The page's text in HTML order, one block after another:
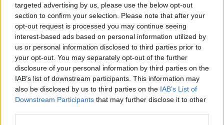
targeted advertising by us, please use the below opt-out
section to confirm your selection. Please note that after your
opt-out request is processed you may continue seeing
interest-based ads based on personal information utilized by
us or personal information disclosed to third parties prior to
your opt-out. You may separately opt-out of the further
disclosure of your personal information by third parties on the
IAB’s list of downstream participants. This information may
also be disclosed by us to third parties on the IAB’s List of
Downstream Participants that may further disclose it to other
Μόλις πρόσφατα, ο πρωθυπουργός Μπενιαμίν
Νετανιάχου δήλωσε δημόσια πως επισκέφθηκε
και ο ίδιος τα ΗΑΕ κατά τη διάρκεια του πολέμου
–προκαλώντας τη διάψευση του Άμπου Ντάμπι
αλλά και την οργή του Ιράν– ενώ αντίστοιχες
μυστικές αποστολές στο κράτος του Κόλπου
φέρονται να πραγματοποίησαν οι επικεφαλής της
Μοσάντ και της Σιν Μπετ.